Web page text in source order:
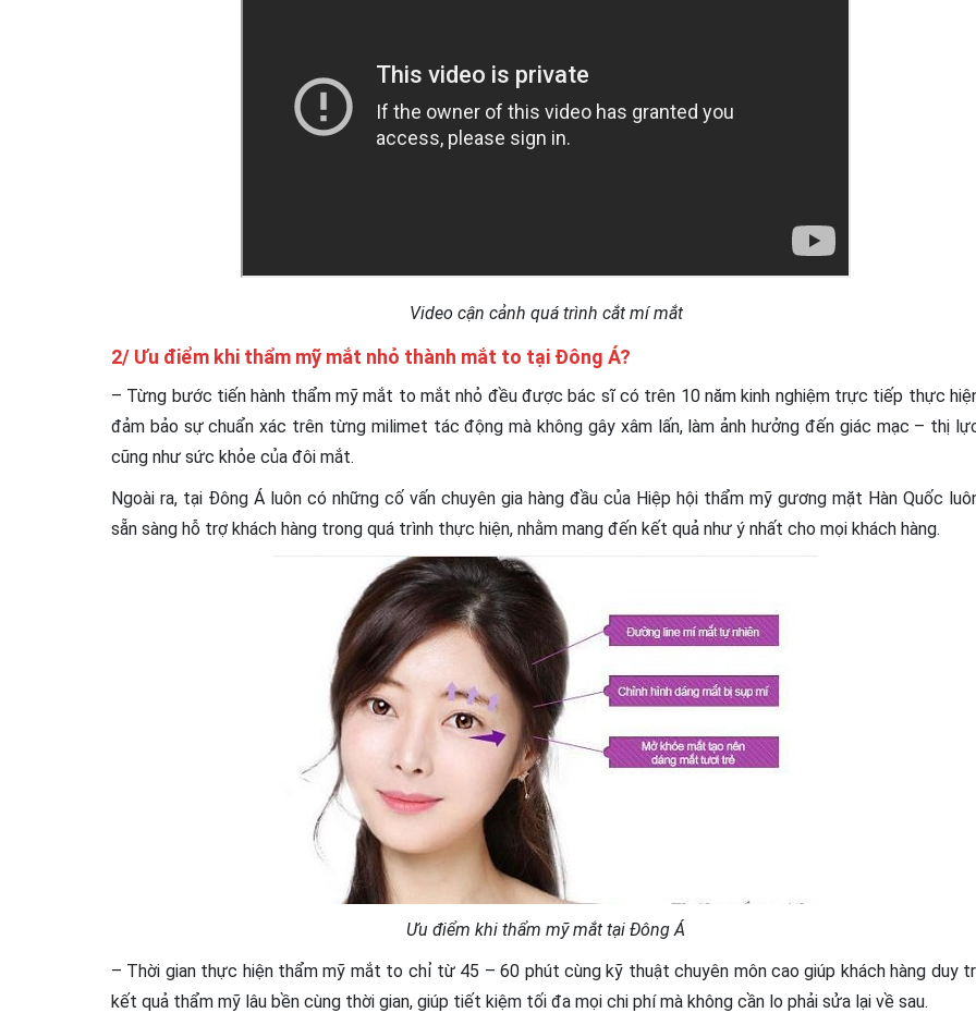
Video cận cảnh quá trình cắt mí mắt
2/ Ưu điểm khi thẩm mỹ mắt nhỏ thành mắt to tại Đông Á?
– Từng bước tiến hành thẩm mỹ mắt to mắt nhỏ đều được bác sĩ có trên 10 năm kinh nghiệm trực tiếp thực
đảm bảo sự chuẩn xác trên từng milimet tác động mà không gây xâm lấn, làm ảnh hưởng đến giác mạc – thị
cũng như sức khỏe của đôi mắt.
Ngoài ra, tại Đông Á luôn có những cố vấn chuyên gia hàng đầu của Hiệp hội thẩm mỹ gương mặt Hàn Quốc
sẵn sàng hỗ trợ khách hàng trong quá trình thực hiện, nhằm mang đến kết quả như ý nhất cho mọi khách hàng.
Ưu điểm khi thẩm mỹ mắt tại Đông Á
– Thời gian thực hiện thẩm mỹ mắt to chỉ từ 45 – 60 phút cùng kỹ thuật chuyên môn cao giúp khách hàng duy
kết quả thẩm mỹ lâu bền cùng thời gian, giúp tiết kiệm tối đa mọi chi phí mà không cần lo phải sửa lại về sau.